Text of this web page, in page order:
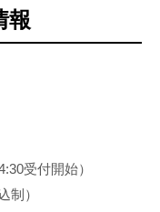
報
受付開始）
制）